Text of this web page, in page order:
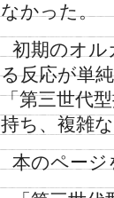
なかった。
初期のオル
る反応が単
「第三世代
持ち、複雑
本のページ